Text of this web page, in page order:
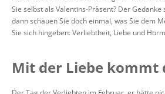
Sie selbst als Valentins-Präsent? Der Gedanke
dann schauen Sie doch einmal, was Sie dem
Sie sich hingeben: Verliebtheit, Liebe und
Mit der Liebe kommt